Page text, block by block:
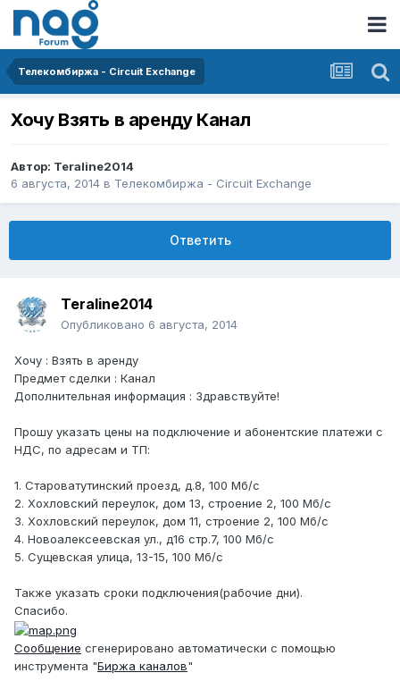
Телекомбиржа - Circuit Exchange
Хочу Взять в аренду Канал
Автор: Teraline2014
6 августа, 2014 в Телекомбиржа - Circuit Exchange
Ответить
Teraline2014
Опубликовано 6 августа, 2014
Хочу : Взять в аренду
Предмет сделки : Канал
Дополнительная информация : Здравствуйте!
Прошу указать цены на подключение и абонентские платежи с
НДС, по адресам и ТП:
1. Староватутинский проезд, д.8, 100 Мб/с
2. Хохловский переулок, дом 13, строение 2, 100 Мб/с
3. Хохловский переулок, дом 11, строение 2, 100 Мб/с
4. Новоалексеевская ул., д16 стр.7, 100 Мб/с
5. Сущевская улица, 13-15, 100 Мб/с
Также указать сроки подключения(рабочие дни).
Спасибо.
Сообщение сгенерировано автоматически с помощью
инструмента "Биржа каналов"